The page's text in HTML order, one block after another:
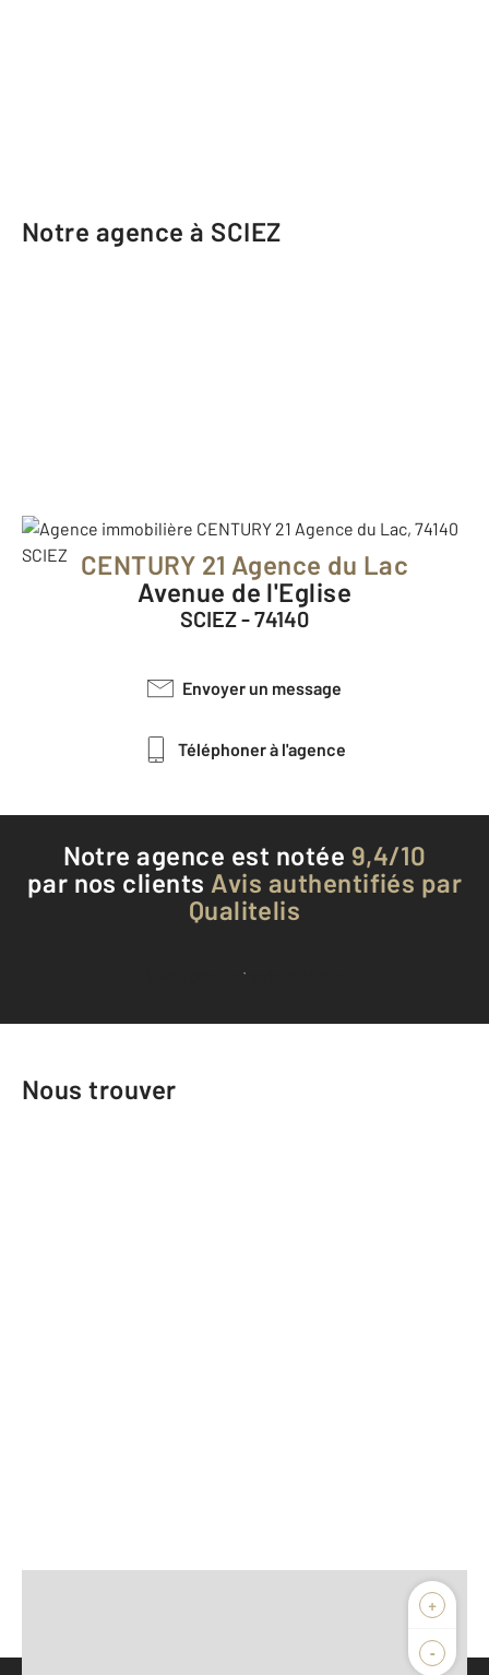
Notre agence à SCIEZ
CENTURY 21 Agence du Lac
Avenue de l'Eglise
SCIEZ - 74140
Envoyer un message
Téléphoner à l'agence
Notre agence est notée 9,4/10
par nos clients Avis authentifiés par
Qualitelis
Voir tous les avis clients
Nous trouver
+
-